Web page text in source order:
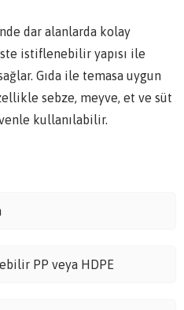
dar alanlarda kolay
istiflenebilir yapısı ile
Gıda ile temasa uygun
sebze, meyve, et ve süt
kullanılabilir.
PP veya HDPE